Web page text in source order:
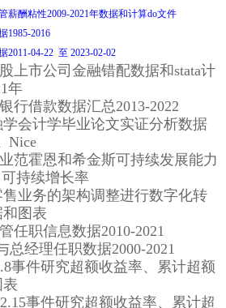
薪酬粘性2009-2021年数据和计算do文件
1985-2016
2011-04-22 至 2023-02-02
上市公司金融错配数据和stata计
年
行借款数据汇总2013-2022
会计学毕业论文实证分析数据
Nice
范霍恩和希金斯可持续发展能力
持续增长率
业务的架构调整进行数字化转
图表
任职信息数据2010-2021
总经理任职数据2000-2021
事件研究超额收益率、累计超额
事件研究超额收益率、累计超